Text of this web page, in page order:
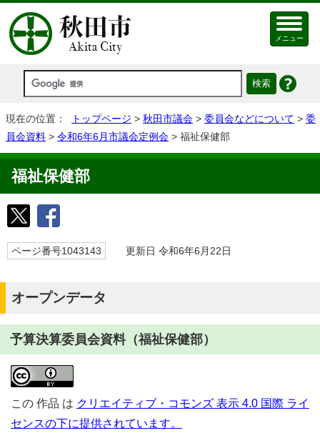
メニュー
現在の位置： トップページ > 秋田市議会 > 委員会などについて > 委
員会資料 > 令和6年6月市議会定例会 > 福祉保健部
福祉保健部
ページ番号1043143 更新日 令和6年6月22日
オープンデータ
予算決算委員会資料（福祉保健部）
この 作品 は クリエイティブ・コモンズ 表示 4.0 国際 ライ
センスの下に提供されています。